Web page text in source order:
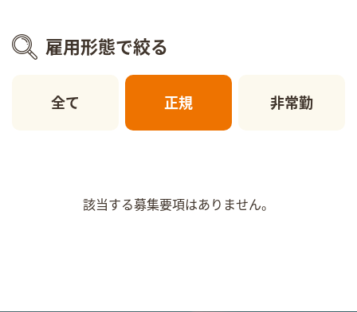
雇用形態で絞る
全て 正規 非常勤
該当する募集要項はありません。